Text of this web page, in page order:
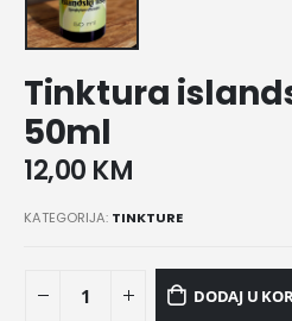
Tinktura
50ml
12,00 KM
KATEGORIJA: TINKTURE
DODAJ U